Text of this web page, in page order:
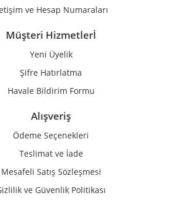
ve Hesap Numaraları
Müşteri Hizmetlerİ
Yeni Üyelik
Şifre Hatırlatma
Havale Bildirim Formu
Alışveriş
Ödeme Seçenekleri
Teslimat ve İade
Mesafeli Satış Sözleşmesi
ve Güvenlik Politikası